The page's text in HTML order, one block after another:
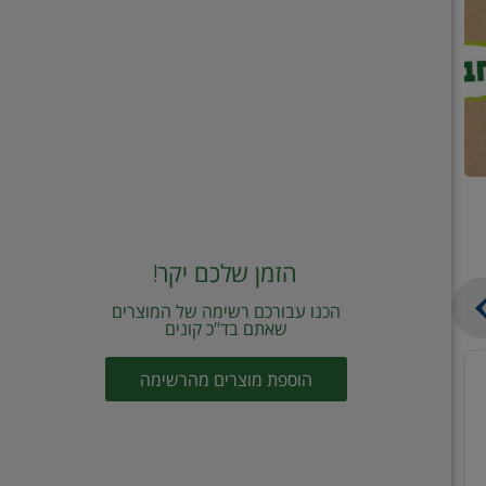
הזמן שלכם יקר!
הכנו עבורכם רשימה של המוצרים
שאתם בד"כ קונים
הוספת מוצרים מהרשימה